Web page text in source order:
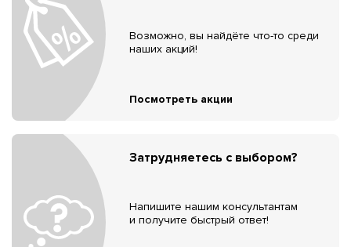
Возможно, вы найдёте что-то среди
наших акций!
Посмотреть акции
Затрудняетесь с выбором?
Напишите нашим консультантам
и получите быстрый ответ!